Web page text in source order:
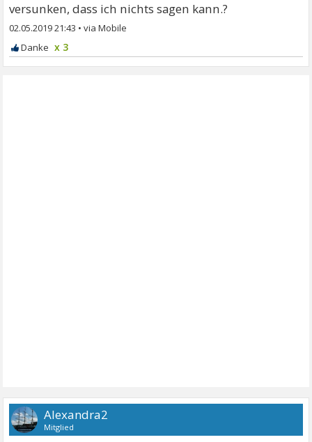
versunken, dass ich nichts sagen kann.?
02.05.2019 21:43 •
x 3
Alexandra2
Mitglied